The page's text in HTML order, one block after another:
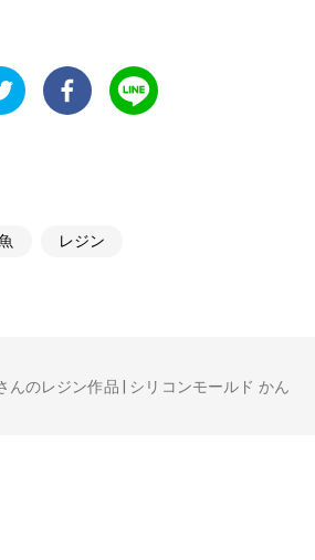
レジン
のレジン作品 | シリコンモールド かん